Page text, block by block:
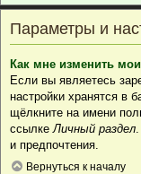
Параметры и
Как мне изменить
Если вы являетесь
настройки хранятся в
щёлкните на имени
ссылкеЛичный раздел
и предпочтения.
Вернуться к началу